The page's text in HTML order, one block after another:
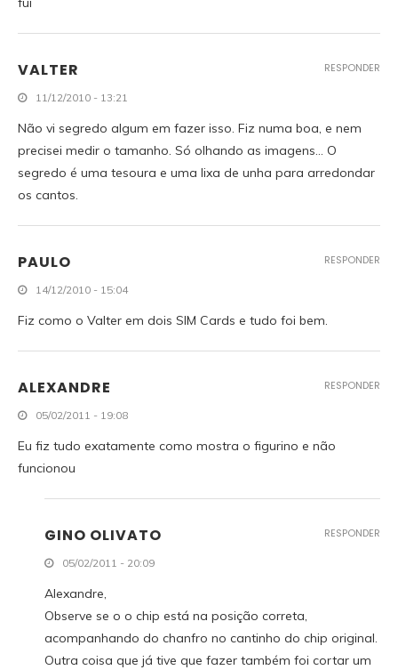
VALTER
11/12/2010 - 13:21
Não vi segredo algum em fazer isso. Fiz numa boa, e nem
precisei medir o tamanho. Só olhando as imagens… O
segredo é uma tesoura e uma lixa de unha para arredondar
os cantos.
RESPONDER
PAULO
14/12/2010 - 15:04
Fiz como o Valter em dois SIM Cards e tudo foi bem.
RESPONDER
ALEXANDRE
05/02/2011 - 19:08
Eu fiz tudo exatamente como mostra o figurino e não
funcionou
RESPONDER
GINO OLIVATO
05/02/2011 - 20:09
Alexandre,
Observe se o o chip está na posição correta,
acompanhando do chanfro no cantinho do chip original.
Outra coisa que já tive que fazer também foi cortar um
RESPONDER